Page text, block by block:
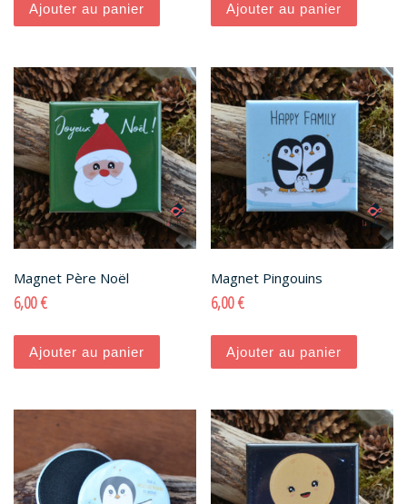
Ajouter au panier Ajouter au panier
Magnet Père Noël
6,00€
Ajouter au panier
Magnet Pingouins
6,00€
Ajouter au panier